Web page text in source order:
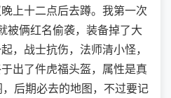
上十二点后去蹲。我第一次
被俩红名偷袭，装备掉了大
，战士抗伤，法师清小怪，
出了件虎福头盔，属性是真
后期必去的地图，不过要记